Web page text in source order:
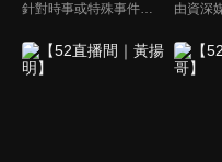
針對時事或特殊事件邀請來賓進行深度探討，或專訪各領域傑出人士。